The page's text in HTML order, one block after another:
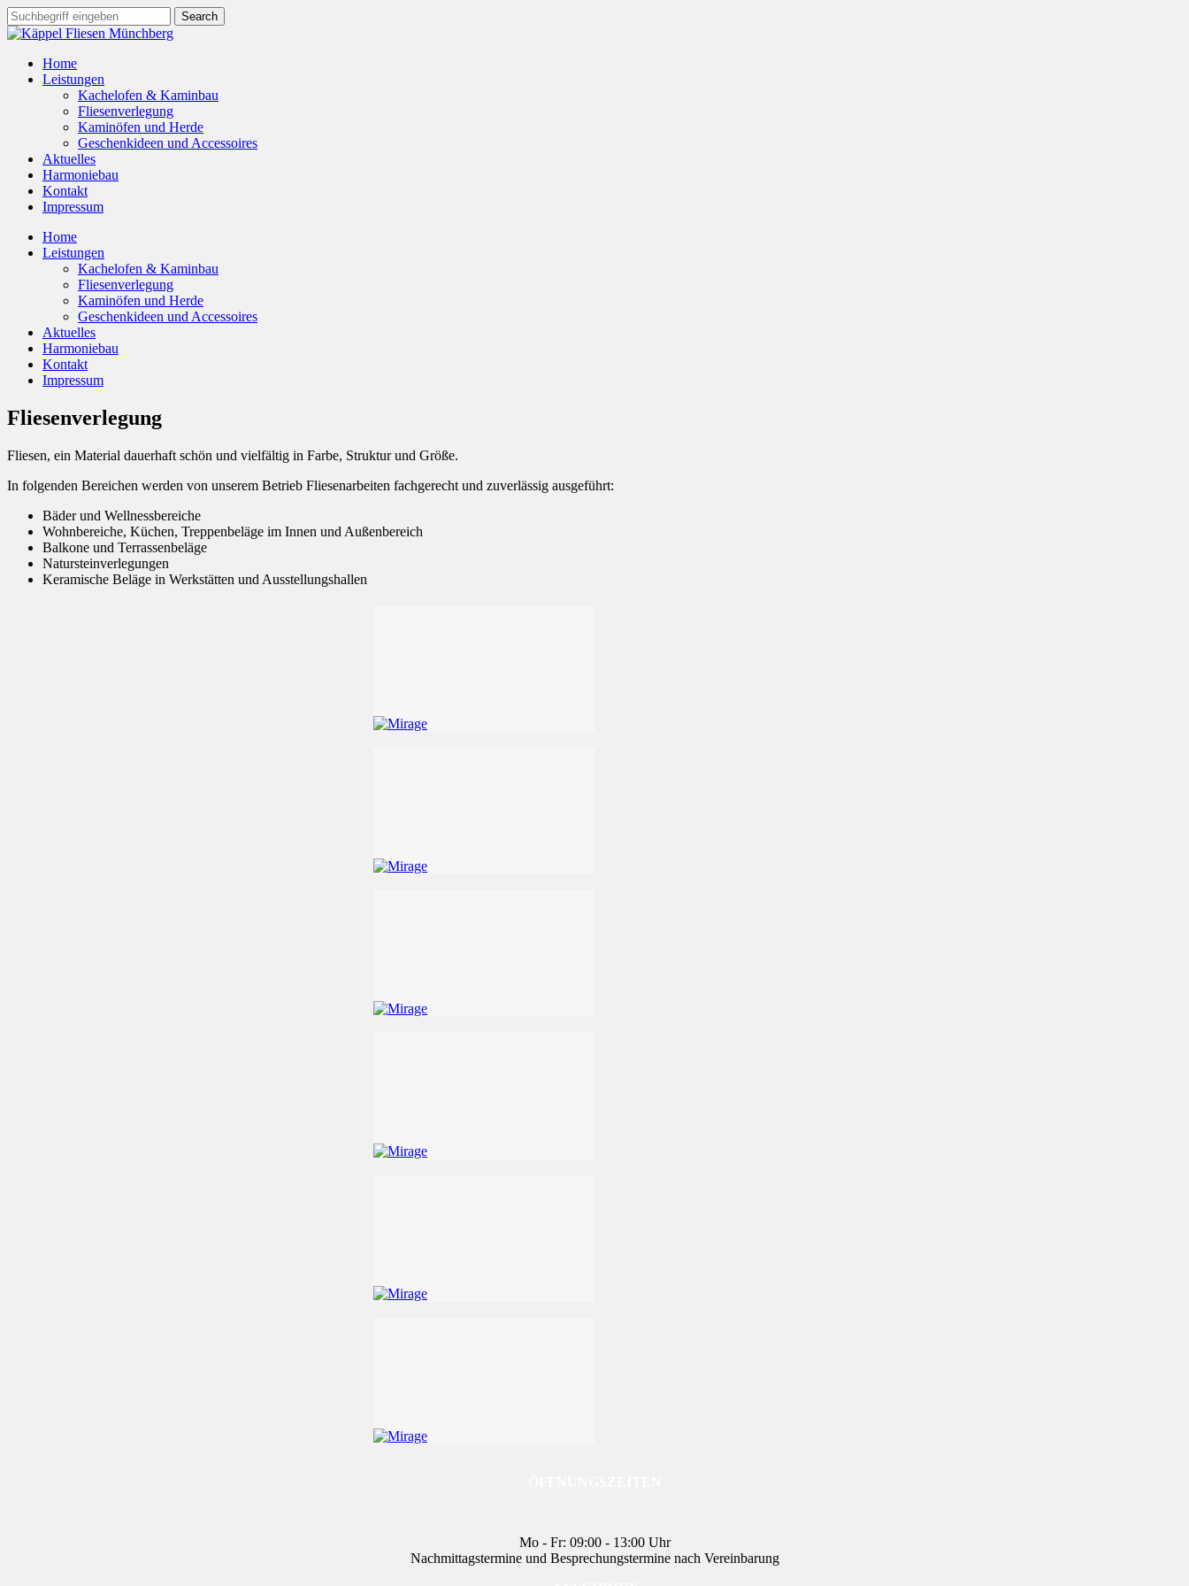
Home
Leistungen
Kachelofen & Kaminbau
Fliesenverlegung
Kaminöfen und Herde
Geschenkideen und Accessoires
Aktuelles
Harmoniebau
Kontakt
Impressum
Home
Leistungen
Kachelofen & Kaminbau
Fliesenverlegung
Kaminöfen und Herde
Geschenkideen und Accessoires
Aktuelles
Harmoniebau
Kontakt
Impressum
Fliesenverlegung
Fliesen, ein Material dauerhaft schön und vielfältig in Farbe, Struktur und Größe.
In folgenden Bereichen werden von unserem Betrieb Fliesenarbeiten fachgerecht und zuverlässig ausgeführt:
Bäder und Wellnessbereiche
Wohnbereiche, Küchen, Treppenbeläge im Innen und Außenbereich
Balkone und Terrassenbeläge
Natursteinverlegungen
Keramische Beläge in Werkstätten und Ausstellungshallen
Mo - Fr: 09:00 - 13:00 Uhr
Nachmittagstermine und Besprechungstermine nach Vereinbarung